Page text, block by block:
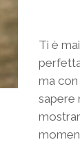
Ti è
ma
sapere